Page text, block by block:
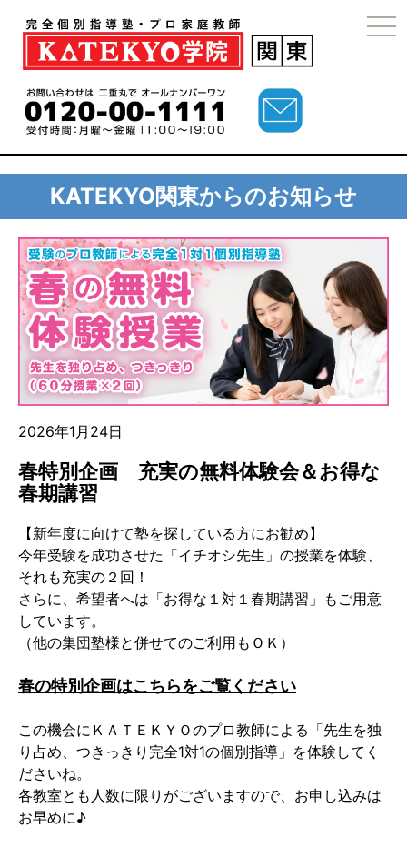
KATEKYO関東からのお知らせ
2026年1月24日
春特別企画 充実の無料体験会＆お得な
春期講習
【新年度に向けて塾を探している方にお勧め】
今年受験を成功させた「イチオシ先生」の授業を体験、
それも充実の２回！
さらに、希望者へは「お得な１対１春期講習」もご用意
しています。
（他の集団塾様と併せてのご利用もＯＫ）
春の特別企画はこちらをご覧ください
この機会にＫＡＴＥＫＹＯのプロ教師による「先生を独
り占め、つきっきり完全1対1の個別指導」を体験してく
ださいね。
各教室とも人数に限りがございますので、お申し込みは
お早めに♪